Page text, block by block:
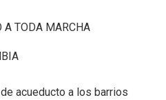
A TODA MARCHA
acueducto a los barrios